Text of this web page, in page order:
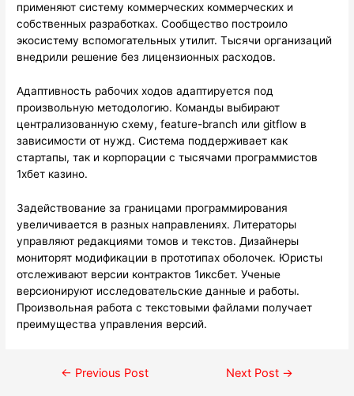
применяют систему коммерческих коммерческих и
собственных разработках. Сообщество построило
экосистему вспомогательных утилит. Тысячи организаций
внедрили решение без лицензионных расходов.
Адаптивность рабочих ходов адаптируется под
произвольную методологию. Команды выбирают
централизованную схему, feature-branch или gitflow в
зависимости от нужд. Система поддерживает как
стартапы, так и корпорации с тысячами программистов
1хбет казино.
Задействование за границами программирования
увеличивается в разных направлениях. Литераторы
управляют редакциями томов и текстов. Дизайнеры
мониторят модификации в прототипах оболочек. Юристы
отслеживают версии контрактов 1иксбет. Ученые
версионируют исследовательские данные и работы.
Произвольная работа с текстовыми файлами получает
преимущества управления версий.
← Previous Post Next Post →